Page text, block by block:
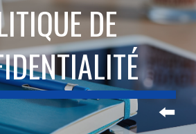
DE
⬅️